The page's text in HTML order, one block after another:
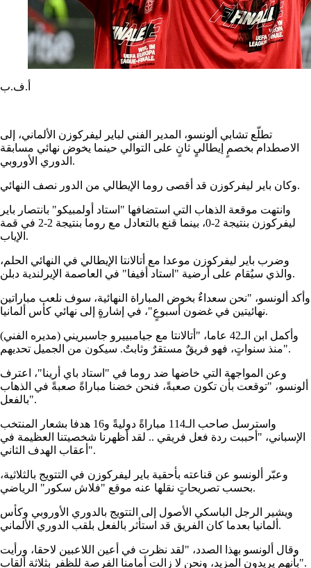
أ.ف.ب
تطلّع تشابي ألونسو، المدير الفني لباير ليفركوزن الألماني، إلى
الاصطدام بخصمٍ إيطاليٍ ثانٍ على التوالي حينما يخوض نهائي مسابقة
الدوري الأوروبي.
وكان باير ليفركوزن قد أقصى روما الإيطالي من الدور نصف النهائي.
وانتهت موقعة الذهاب التي استضافها "استاد أولمبيكو" بانتصار باير
ليفركوزن بنتيجة 2-0، بينما قنع بالتعادل مع روما بنتيجة 2-2 في قمة
الإياب.
وضرب باير ليفركوزن موعدا مع أتالانتا الإيطالي في النهائي الحلم،
والذي سيُقام على أرضية "استاد أفيفا" في العاصمة الإيرلندية دبلن.
وأكد ألونسو، "نحن سعداءٌ بخوض المباراة النهائية، سوف نلعب مباراتين
نهائيتين في غضون أسبوعٍ"، في إشارةٍ إلى نهائي كأس ألمانيا.
وأكمل ابن الـ42 عاما، "أتالانتا مع جيامبييرو جاسبريني (مديره الفني)
منذ سنواتٍ، فهو فريقٌ مستقرٌ وثابتٌ. سيكون من الجميل تحديهم".
وعن المواجهة التي خاضها ضد روما في "استاد باي أرينا"، اعترف
ألونسو، "توقعت بأن تكون صعبةً، فنحن خضنا مباراةً صعبةً في الذهاب
بالفعل".
واسترسل صاحب الـ114 مباراةً دوليةً و16 هدفا بشعار المنتخب
الإسباني، "أحببت ردة فعل فريقي .. لقد أظهرنا شخصيتنا العظيمة في
أعقاب الهدف الثاني".
وعبّر ألونسو عن قناعته بأحقية باير ليفركوزن في التتويج بالثلاثية،
بحسب تصريحاتٍ نقلها عنه موقع "فلاش سكور" الرياضي.
ويشير الرجل الباسكي الأصول إلى التتويج بالدوري الأوروبي وكأس
ألمانيا بعدما كان الفريق قد استأثر بالفعل بلقب الدوري الألماني.
وقال ألونسو بهذا الصدد، "لقد نظرت في أعين اللاعبين لاحقا، ورأيت
بأنهم يريدون المزيد، ونحن لا زالت أمامنا الفرصة للظفر بثلاثة ألقابٍ".